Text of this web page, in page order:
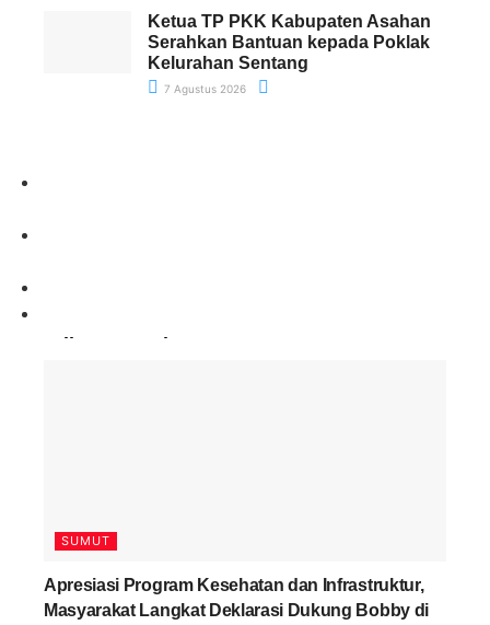
Ketua TP PKK Kabupaten Asahan
Serahkan Bantuan kepada Poklak
Kelurahan Sentang
7 Agustus 2026
Paling Banyak Komentar
SUMUT
Apresiasi Program Kesehatan dan Infrastruktur,
Masyarakat Langkat Deklarasi Dukung Bobby di